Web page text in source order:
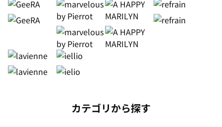
カテゴリから探す